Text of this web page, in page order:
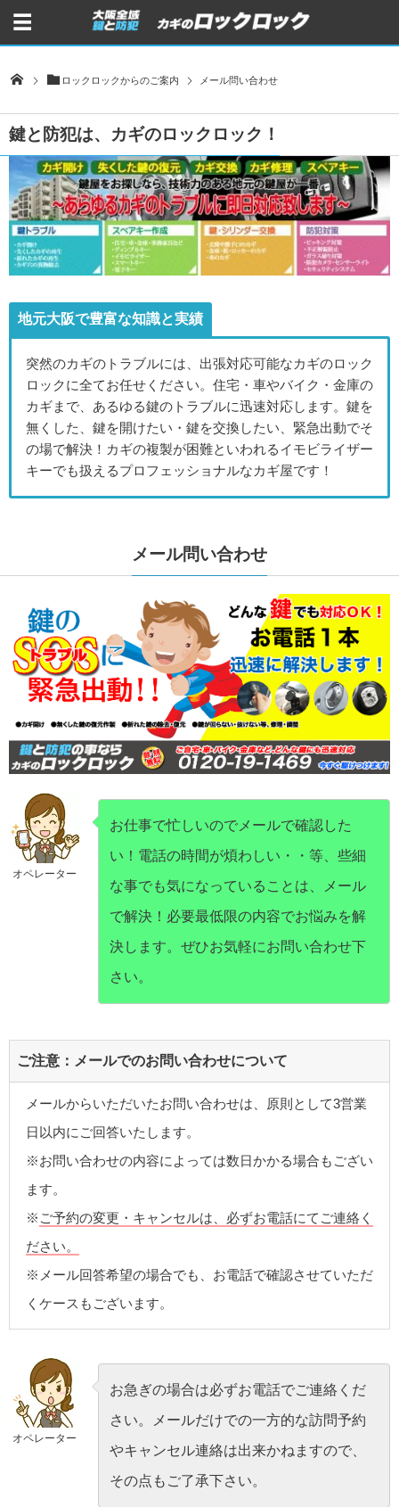
ロックロックからのご案内 メール問い合わせ
鍵と防犯は、カギのロックロック！
地元大阪で豊富な知識と実績
突然のカギのトラブルには、出張対応可能なカギのロック
ロックに全てお任せください。住宅・車やバイク・金庫の
カギまで、あるゆる鍵のトラブルに迅速対応します。鍵を
無くした、鍵を開けたい・鍵を交換したい、緊急出動でそ
の場で解決！カギの複製が困難といわれるイモビライザー
キーでも扱えるプロフェッショナルなカギ屋です！
メール問い合わせ
オペレーター
お仕事で忙しいのでメールで確認した
い！電話の時間が煩わしい・・等、些細
な事でも気になっていることは、メール
で解決！必要最低限の内容でお悩みを解
決します。ぜひお気軽にお問い合わせ下
さい。
ご注意：メールでのお問い合わせについて
メールからいただいたお問い合わせは、原則として3営業
日以内にご回答いたします。
※お問い合わせの内容によっては数日かかる場合もござい
ます。
※ ご予約の変更・キャンセルは、必ずお電話にてご連絡く
ださい。
※メール回答希望の場合でも、お電話で確認させていただ
くケースもございます。
オペレーター
お急ぎの場合は必ずお電話でご連絡くだ
さい。メールだけでの一方的な訪問予約
やキャンセル連絡は出来かねますので、
その点もご了承下さい。